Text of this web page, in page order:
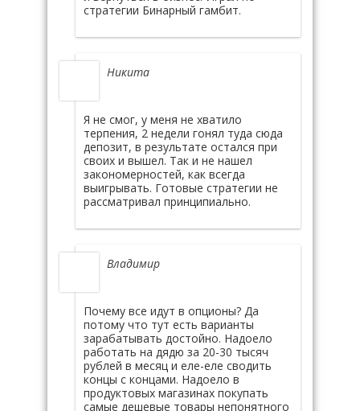
стратегии Бинарный гамбит.
Никита
Я не смог, у меня не хватило
терпения, 2 недели гонял туда сюда
депозит, в результате остался при
своих и вышел. Так и не нашел
закономерностей, как всегда
выигрывать. Готовые стратегии не
рассматривал принципиально.
Владимир
Почему все идут в опционы? Да
потому что тут есть варианты
зарабатывать достойно. Надоело
работать на дядю за 20-30 тысяч
рублей в месяц и еле-еле сводить
концы с концами. Надоело в
продуктовых магазинах покупать
самые дешевые товары непонятного